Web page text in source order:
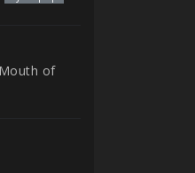
of